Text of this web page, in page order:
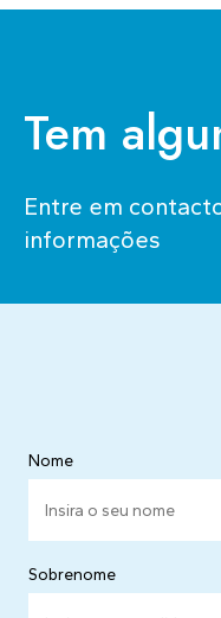
Ver bio
Tem
Entre em
informações
Nome
Sobrenome